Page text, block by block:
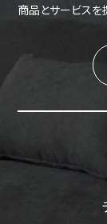
商品とサービスを